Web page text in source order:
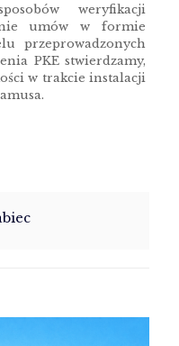
weryfikacji
umów w formie
przeprowadzonych
PKE stwierdzamy,
w trakcie instalacji